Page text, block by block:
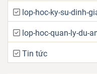
lop-hoc-ky-su-dinh-
lop-hoc-quan-ly-du-
Tin tức